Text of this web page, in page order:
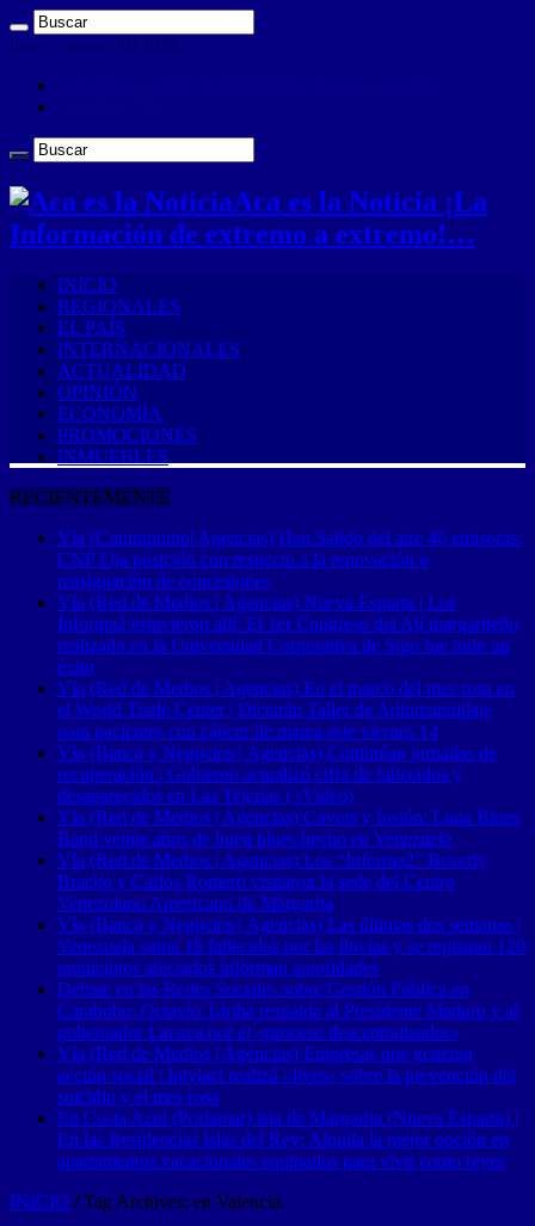
lunes , agosto 10 2026
Aca es la Noticia ¡La
Información de extremo a extremo!…
INICIO
REGIONALES
EL PAÍS
INTERNACIONALES
ACTUALIDAD
OPINIÓN
ECONOMÍA
PROMOCIONES
INMUEBLES
RECIENTEMENTE
Vía (Contrapunto| Agencias) Han Salido del aire 46 emisoras:
CNP Fija posición con respecto a la renovación o
reasignación de concesiones
Vía (Red de Medios | Agencias) Nueva Esparta | Los
Informa2 estuvieron allí: El 1er Congreso del Ají margariteño
realizado en la Universidad Corporativa de Sigo fue todo un
éxito
Vía (Red de Medios | Agencias) En el marco del mes rosa en
el World Trade Center | Dictarán Taller de Automaquillaje
para pacientes con cáncer de mama este viernes 14
Vía (Banca y Negocios | Agencias) Continúan jornadas de
recuperación | Gobierno actualizó cifra de fallecidos y
desaparecidos en Las Tejerías (+Video)
Vía (Red de Medios | Agencias) Covers y fusión: Luna Blues
Band veinte años de buen blues hecho en Venezuela
Vía (Red de Medios | Agencias) Los “Informa2” Beverly
Bracho y Carlos Romero visitaron la sede del Centro
Venezolano Americano de Margarita
Vía (Banca y Negocios | Agencias) Las últimas dos semanas |
Venezuela suma 18 fallecidos por las lluvias y se registran 120
municipios afectados informan autoridades
Debate en las Redes Sociales sobre Gestión Pública en
Carabobo: Octavio Táriba respalda al Presidente Maduro y al
gobernador Lacava por el «proceso descentralizador»
Vía (Red de Medios | Agencias) Empresas que generan
acción social | Intylact realizó «lives» sobre la prevención del
suicidio y el mes rosa
En Costa Azul (Porlamar) isla de Margarita (Nueva Esparta) |
En las Residencias Islas del Rey: Alquila la mejor opción en
apartamentos vacacionales equipados para vivir como reyes
INICIO / Tag Archives: en Valencia.